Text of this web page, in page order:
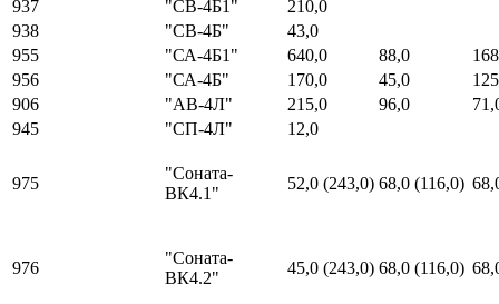
937
"СВ-4Б1"
210,0
938
"СВ-4Б"
43,0
955
"СА-4Б1" 640,0 88,0
956
"СА-4Б" 170,0 45,0
906
"АВ-4Л" 215,0 96,0
945
"СП-4Л" 12,0
975
"Соната-
ВК4.1"
52,0 (243,0) 68,0 (116,0)
976
"Соната-
ВК4.2"
45,0 (243,0) 68,0 (116,0)